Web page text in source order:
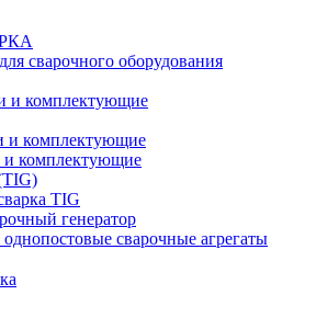
сварочного оборудования
и комплектующие
и комплектующие
и комплектующие
TIG
генератор
сварочные агрегаты